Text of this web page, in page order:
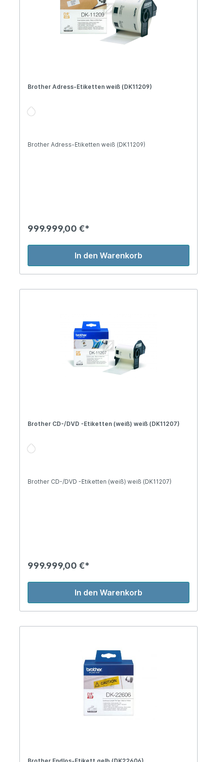
Brother Adress-Etiketten weiß (DK11209)
Brother Adress-Etiketten weiß (DK11209)
999.999,00 €*
In den Warenkorb
Brother CD-/DVD -Etiketten (weiß) weiß (DK11207)
Brother CD-/DVD -Etiketten (weiß) weiß (DK11207)
999.999,00 €*
In den Warenkorb